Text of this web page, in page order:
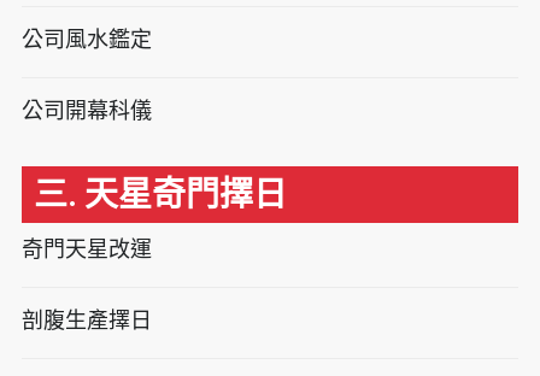
公司風水鑑定
公司開幕科儀
三. 天星奇門擇日
奇門天星改運
剖腹生產擇日